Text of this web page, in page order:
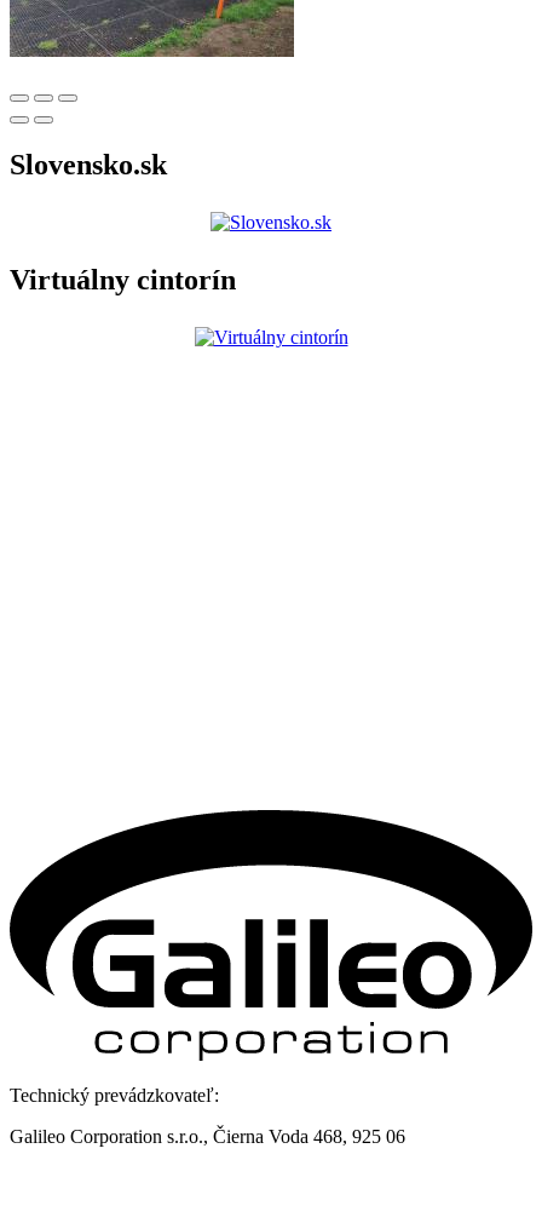
Slovensko.sk
Virtuálny cintorín
Technický prevádzkovateľ:
Galileo Corporation s.r.o., Čierna Voda 468, 925 06